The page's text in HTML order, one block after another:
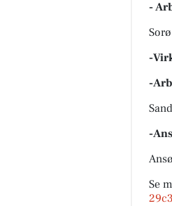
-
-
-
-
Se